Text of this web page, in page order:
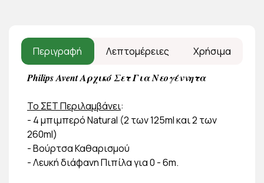
Περιγραφή Λεπτομέρειες Χρήσιμα
Philips Avent Αρχικό Σετ Για Νεογέννητα
Το ΣΕΤ Περιλαμβάνει:
- 4 μπιμπερό Natural (2 των 125ml και 2 των
260ml)
- Βούρτσα Καθαρισμού
- Λευκή διάφανη Πιπίλα για 0 - 6m.